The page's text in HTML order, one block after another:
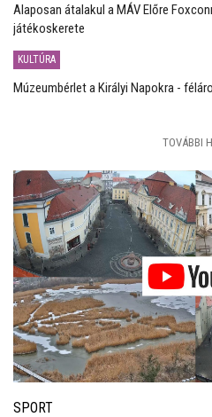
Alaposan átalakul a MÁV Előre
játékoskerete
KULTÚRA
Múzeumbérlet a Királyi Napokra -
TOVÁBBI
SPORT